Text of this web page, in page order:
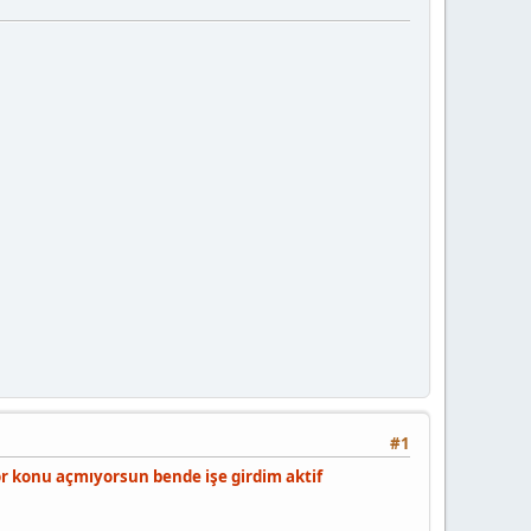
#1
konu açmıyorsun bende işe girdim aktif